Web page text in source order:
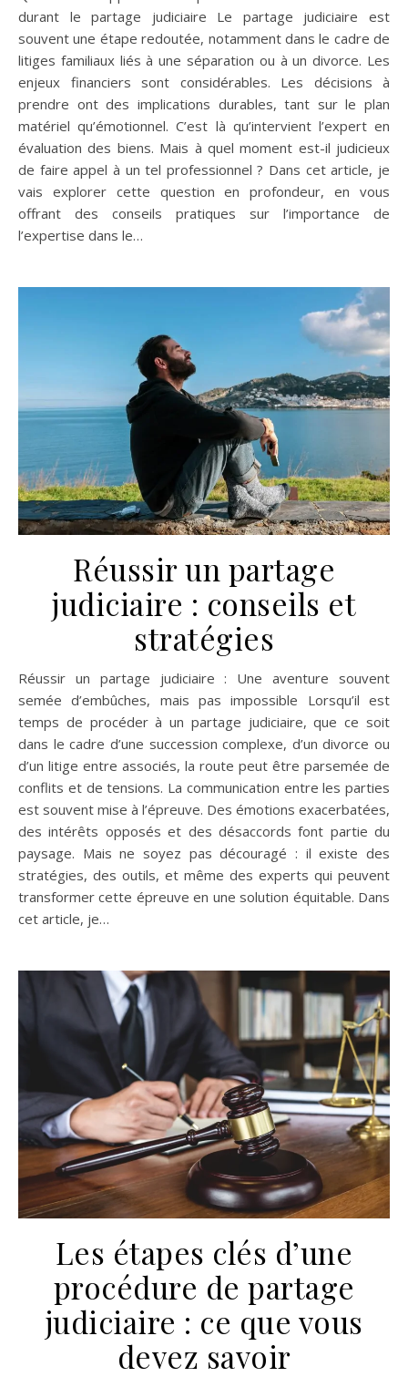
durant le partage judiciaire Le partage judiciaire est
souvent une étape redoutée, notamment dans le cadre de
litiges familiaux liés à une séparation ou à un divorce. Les
enjeux financiers sont considérables. Les décisions à
prendre ont des implications durables, tant sur le plan
matériel qu’émotionnel. C’est là qu’intervient l’expert en
évaluation des biens. Mais à quel moment est-il judicieux
de faire appel à un tel professionnel ? Dans cet article, je
vais explorer cette question en profondeur, en vous
offrant des conseils pratiques sur l’importance de
l’expertise dans le…
Réussir un partage
judiciaire : conseils et
stratégies
Réussir un partage judiciaire : Une aventure souvent
semée d’embûches, mais pas impossible Lorsqu’il est
temps de procéder à un partage judiciaire, que ce soit
dans le cadre d’une succession complexe, d’un divorce ou
d’un litige entre associés, la route peut être parsemée de
conflits et de tensions. La communication entre les parties
est souvent mise à l’épreuve. Des émotions exacerbatées,
des intérêts opposés et des désaccords font partie du
paysage. Mais ne soyez pas découragé : il existe des
stratégies, des outils, et même des experts qui peuvent
transformer cette épreuve en une solution équitable. Dans
cet article, je…
Les étapes clés d’une
procédure de partage
judiciaire : ce que vous
devez savoir